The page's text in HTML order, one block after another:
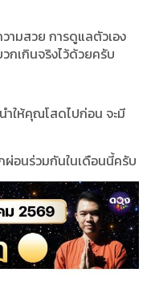
ามสวย การดูแลตัวเอง
กเกินจริงไว้ด้วยครับ
ำให้คุณโสดไปก่อน จะมี
ผ่อนร่วมกันในเดือนนี้ครับ